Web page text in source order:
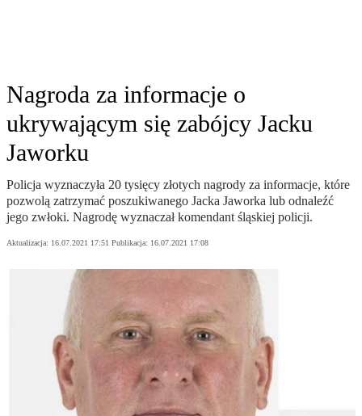
Nagroda za informacje o
ukrywającym się zabójcy Jacku
Jaworku
Policja wyznaczyła 20 tysięcy złotych nagrody za informacje, które
pozwolą zatrzymać poszukiwanego Jacka Jaworka lub odnaleźć
jego zwłoki. Nagrodę wyznaczał komendant śląskiej policji.
Aktualizacja: 16.07.2021 17:51 Publikacja: 16.07.2021 17:08